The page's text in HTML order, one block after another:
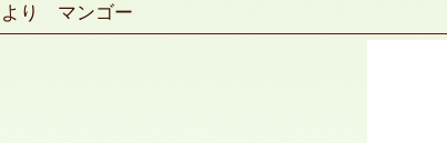
より マンゴー